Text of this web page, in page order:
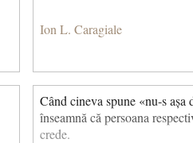
Ion L. Caragiale
Când cineva spune «nu-s așa
înseamnă că persoana
crede.